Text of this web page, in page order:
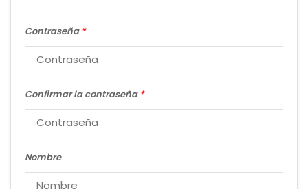
Contraseña *
Confirmar la contraseña *
Nombre